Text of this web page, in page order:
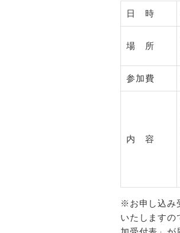
日 時
場 所
参加費
内 容
※お申し込み
いたしますの